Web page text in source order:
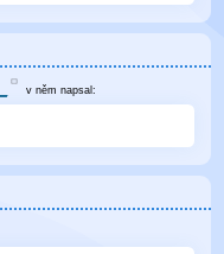
v němnapsal: